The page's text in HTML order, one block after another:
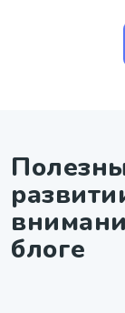
блоге